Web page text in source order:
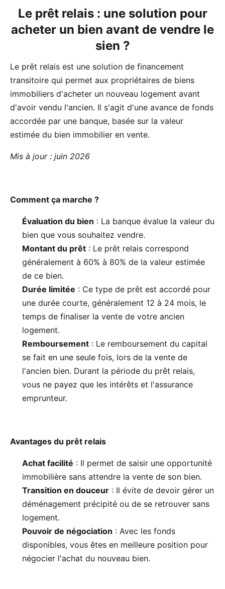
Le prêt relais : une solution pour
acheter un bien avant de vendre le
sien ?
Le prêt relais est une solution de financement
transitoire qui permet aux propriétaires de biens
immobiliers d'acheter un nouveau logement avant
d'avoir vendu l'ancien. Il s'agit d'une avance de fonds
accordée par une banque, basée sur la valeur
estimée du bien immobilier en vente.
Mis à jour : juin 2026
Comment ça marche ?
Évaluation du bien : La banque évalue la valeur du
bien que vous souhaitez vendre.
Montant du prêt : Le prêt relais correspond
généralement à 60% à 80% de la valeur estimée
de ce bien.
Durée limitée : Ce type de prêt est accordé pour
une durée courte, généralement 12 à 24 mois, le
temps de finaliser la vente de votre ancien
logement.
Remboursement : Le remboursement du capital
se fait en une seule fois, lors de la vente de
l'ancien bien. Durant la période du prêt relais,
vous ne payez que les intérêts et l'assurance
emprunteur.
Avantages du prêt relais
Achat facilité : Il permet de saisir une opportunité
immobilière sans attendre la vente de son bien.
Transition en douceur : Il évite de devoir gérer un
déménagement précipité ou de se retrouver sans
logement.
Pouvoir de négociation : Avec les fonds
disponibles, vous êtes en meilleure position pour
négocier l'achat du nouveau bien.